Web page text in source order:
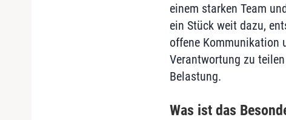
einem starken Team
ein Stück weit dazu,
offene Kommunikation
Verantwortung zu
Belastung.
Was ist das